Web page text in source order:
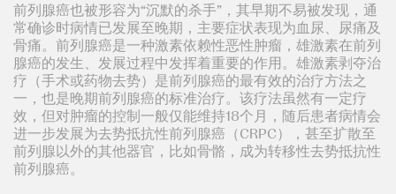
前列腺癌也被形容为“沉默的杀手”，其早期不易被发现，通
常确诊时病情已发展至晚期，主要症状表现为血尿、尿痛及
骨痛。前列腺癌是一种激素依赖性恶性肿瘤，雄激素在前列
腺癌的发生、发展过程中发挥着重要的作用。雄激素剥夺治
疗（手术或药物去势）是前列腺癌的最有效的治疗方法之
一，也是晚期前列腺癌的标准治疗。该疗法虽然有一定疗
效，但对肿瘤的控制一般仅能维持18个月，随后患者病情会
进一步发展为去势抵抗性前列腺癌（CRPC），甚至扩散至
前列腺以外的其他器官，比如骨骼，成为转移性去势抵抗性
前列腺癌。